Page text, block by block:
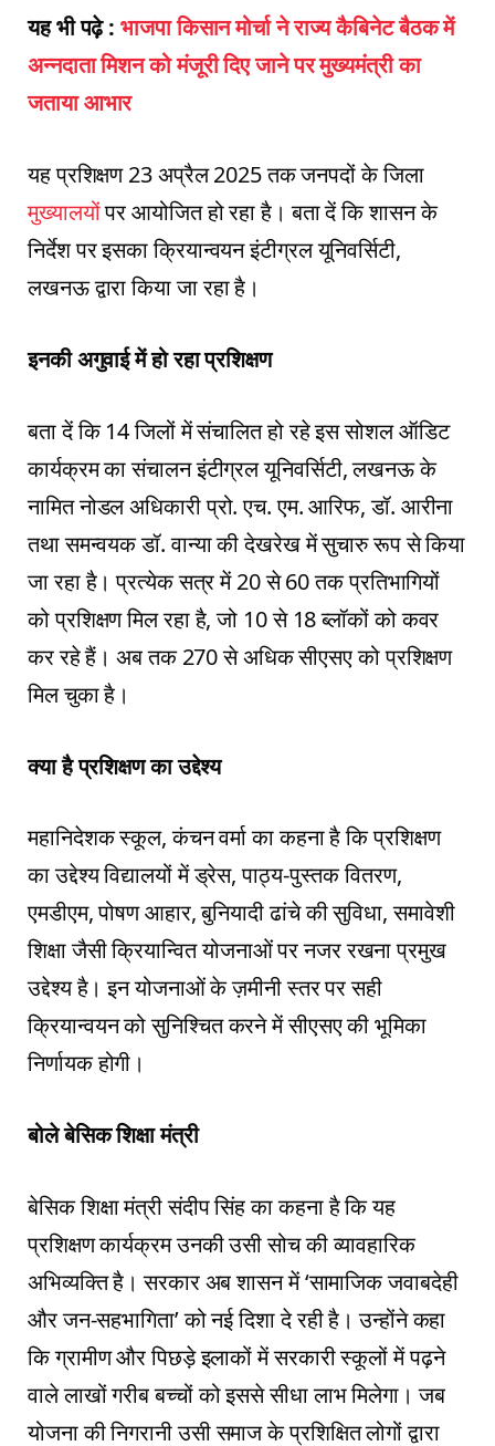
यह भी पढ़े : भाजपा किसान मोर्चा ने राज्‍य कैबिनेट बैठक में
अन्नदाता मिशन को मंजूरी दिए जाने पर मुख्यमंत्री का
जताया आभार
यह प्रशिक्षण 23 अप्रैल 2025 तक जनपदों के जिला
मुख्यालयोंपर आयोजित हो रहा है। बता दें कि शासन के
निर्देश पर इसका क्रियान्वयन इंटीग्रल यूनिवर्सिटी,
लखनऊ द्वारा किया जा रहा है।
इनकी अगुवाई में हो रहा प्रशिक्षण
बता दें कि 14 जिलों में संचालित हो रहे इस सोशल ऑडिट
कार्यक्रम का संचालन इंटीग्रल यूनिवर्सिटी, लखनऊ के
नामित नोडल अधिकारी प्रो. एच. एम. आरिफ, डॉ. आरीना
तथा समन्वयक डॉ. वान्या की देखरेख में सुचारु रूप से किया
जा रहा है। प्रत्येक सत्र में 20 से 60 तक प्रतिभागियों
को प्रशिक्षण मिल रहा है, जो 10 से 18 ब्लॉकों को कवर
कर रहे हैं। अब तक 270 से अधिक सीएसए को प्रशिक्षण
मिल चुका है।
क्या है प्रशिक्षण का उद्देश्य
महानिदेशक स्कूल, कंचन वर्मा का कहना है कि प्रशिक्षण
का उद्देश्य विद्यालयों में ड्रेस, पाठ्य-पुस्तक वितरण,
एमडीएम, पोषण आहार, बुनियादी ढांचे की सुविधा, समावेशी
शिक्षा जैसी क्रियान्वित योजनाओं पर नजर रखना प्रमुख
उद्देश्य है। इन योजनाओं के ज़मीनी स्तर पर सही
क्रियान्वयन को सुनिश्चित करने में सीएसए की भूमिका
निर्णायक होगी।
बोले बेसिक शिक्षा मंत्री
बेसिक शिक्षा मंत्री संदीप सिंह का कहना है कि यह
प्रशिक्षण कार्यक्रम उनकी उसी सोच की व्यावहारिक
अभिव्यक्ति है। सरकार अब शासन में ‘सामाजिक जवाबदेही
और जन-सहभागिता’ को नई दिशा दे रही है। उन्होंने कहा
कि ग्रामीण और पिछड़े इलाकों में सरकारी स्कूलों में पढ़ने
वाले लाखों गरीब बच्चों को इससे सीधा लाभ मिलेगा। जब
योजना की निगरानी उसी समाज के प्रशिक्षित लोगों द्वारा